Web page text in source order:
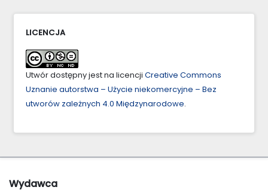
LICENCJA
Utwór dostępny jest na licencji Creative Commons
Uznanie autorstwa – Użycie niekomercyjne – Bez
utworów zależnych 4.0 Międzynarodowe.
Wydawca